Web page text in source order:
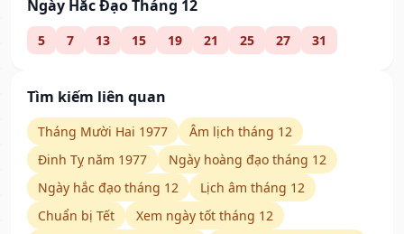
Ngày Hắc Đạo Tháng 12
5 7 13 15 19 21 25 27 31
Tìm kiếm liên quan
Tháng Mười Hai 1977
Âm lịch tháng 12
Đinh Tỵ năm 1977
Ngày hoàng đạo tháng 12
Ngày hắc đạo tháng 12
Lịch âm tháng 12
Chuẩn bị Tết
Xem ngày tốt tháng 12